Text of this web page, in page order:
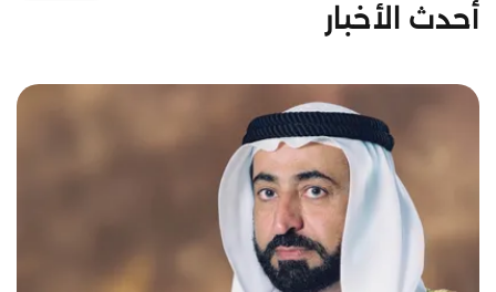
أحدث الأخبار